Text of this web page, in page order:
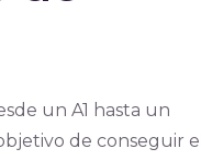
un A1 hasta un
de conseguir el